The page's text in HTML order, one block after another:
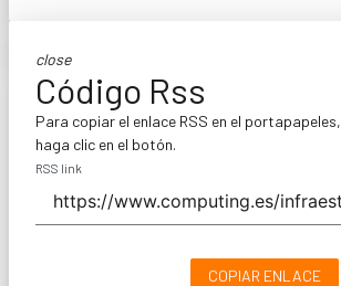
close
Código Rss
Para copiar el enlace RSS en el portapapeles,
haga clic en el botón.
RSS link
COPIAR ENLACE